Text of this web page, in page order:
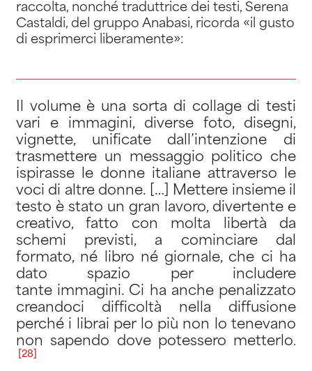
raccolta, nonché traduttrice dei testi, Serena
Castaldi, del gruppo Anabasi, ricorda «il gusto
di esprimerci liberamente»:
Il volume è una sorta di collage di testi
vari e immagini, diverse foto, disegni,
vignette, unificate dall’intenzione di
trasmettere un messaggio politico che
ispirasse le donne italiane attraverso le
voci di altre donne. […] Mettere insieme il
testo è stato un gran lavoro, divertente e
creativo, fatto con molta libertà da
schemi previsti, a cominciare dal
formato, né libro né giornale, che ci ha
dato spazio per includere
tante immagini. Ci ha anche penalizzato
creandoci difficoltà nella diffusione
perché i librai per lo più non lo tenevano
non sapendo dove potessero metterlo.
[28]